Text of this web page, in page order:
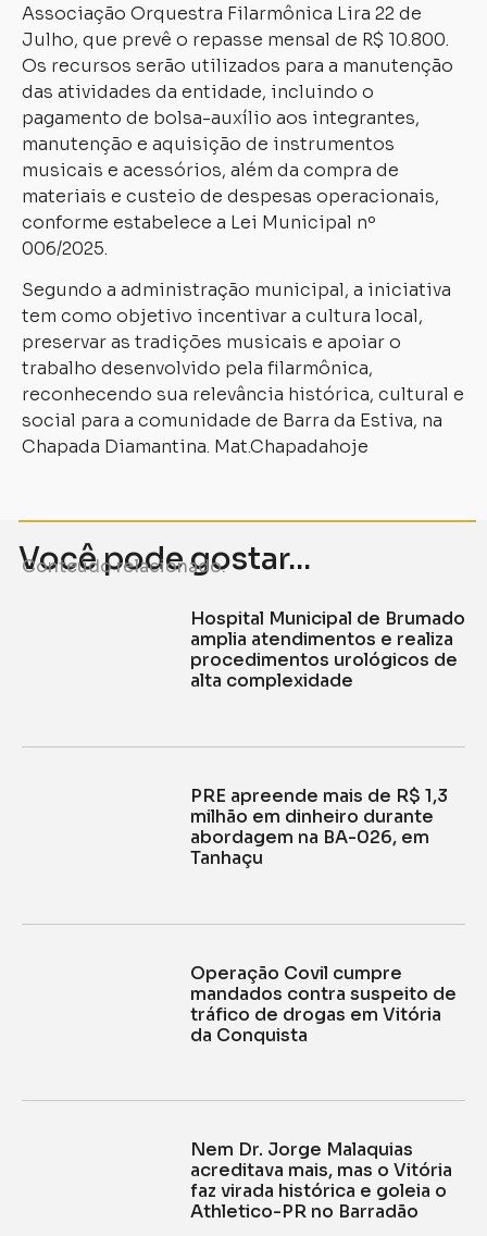
Associação Orquestra Filarmônica Lira 22 de
Julho, que prevê o repasse mensal de R$ 10.800.
Os recursos serão utilizados para a manutenção
das atividades da entidade, incluindo o
pagamento de bolsa-auxílio aos integrantes,
manutenção e aquisição de instrumentos
musicais e acessórios, além da compra de
materiais e custeio de despesas operacionais,
conforme estabelece a Lei Municipal nº
006/2025.
Segundo a administração municipal, a iniciativa
tem como objetivo incentivar a cultura local,
preservar as tradições musicais e apoiar o
trabalho desenvolvido pela filarmônica,
reconhecendo sua relevância histórica, cultural e
social para a comunidade de Barra da Estiva, na
Chapada Diamantina. Mat.Chapadahoje
Você pode gostar...
Conteúdo relacionado.
Hospital Municipal de Brumado
amplia atendimentos e realiza
procedimentos urológicos de
alta complexidade
PRE apreende mais de R$ 1,3
milhão em dinheiro durante
abordagem na BA-026, em
Tanhaçu
Operação Covil cumpre
mandados contra suspeito de
tráfico de drogas em Vitória
da Conquista
Nem Dr. Jorge Malaquias
acreditava mais, mas o Vitória
faz virada histórica e goleia o
Athletico-PR no Barradão